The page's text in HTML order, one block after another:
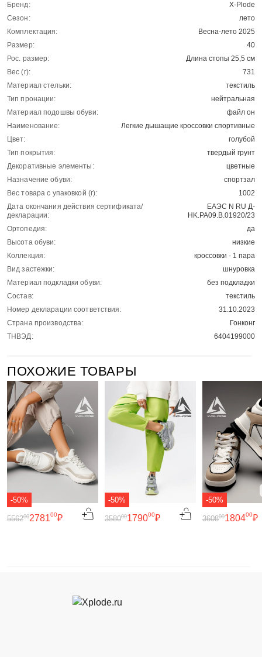
Бренд:
X-Plode
Сезон:
лето
Комплектация:
Весна-лето 2025
Размер:
40
Рос. размер:
Длина стопы 25,5 см
Вес (г):
731
Материал стельки:
текстиль
Тип пронации:
нейтральная
Материал подошвы обуви:
файл он
Наименование:
Легкие дышащие кроссовки спортивные
Цвет:
голубой
Тип покрытия:
твердый грунт
Декоративные элементы:
цветные
Назначение обуви:
спортзал
Вес товара с упаковкой (г):
1002
Дата окончания действия сертификата/
декларации:
ЕАЭС N RU Д-
HK.РА09.В.01920/23
Ортопедия:
да
Высота обуви:
низкие
Коллекция:
кроссовки - 1 пара
Вид застежки:
шнуровка
Материал подкладки обуви:
без подкладки
Состав:
текстиль
Номер декларации соответствия:
31.10.2023
Страна производства:
Гонконг
ТНВЭД:
6404199000
ПОХОЖИЕ ТОВАРЫ
-50%
278100₽
556200
-50%
179000₽
358000
-50%
180400₽
360800